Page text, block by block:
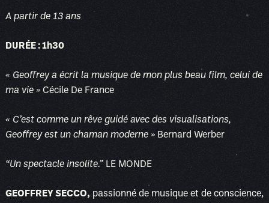
A partir de 13 ans
DURÉE : 1h30
« Geoffrey a écrit la musique de mon plus beau film, celui de
ma vie » Cécile De France
« C’est comme un rêve guidé avec des visualisations,
Geoffrey est un chaman moderne »Bernard Werber
“Un spectacle insolite.” LE MONDE
GEOFFREY SECCO, passionné de musique et de conscience,